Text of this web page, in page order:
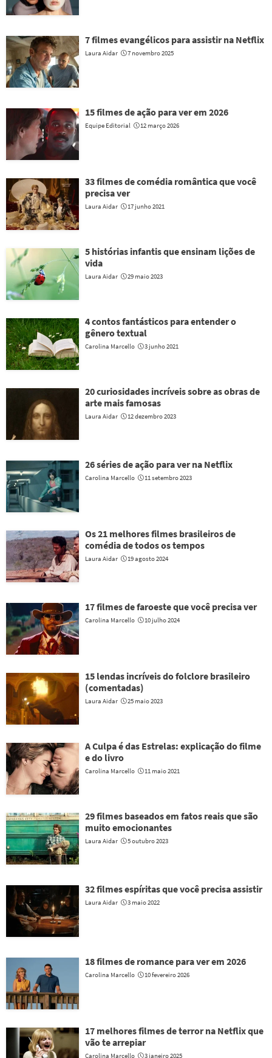
7 filmes evangélicos para assistir na Netflix
Laura Aidar 7 novembro 2025
15 filmes de ação para ver em 2026
Equipe Editorial 12 março 2026
33 filmes de comédia romântica que você
precisa ver
Laura Aidar 17 junho 2021
5 histórias infantis que ensinam lições de
vida
Laura Aidar 29 maio 2023
4 contos fantásticos para entender o
gênero textual
Carolina Marcello 3 junho 2021
20 curiosidades incríveis sobre as obras de
arte mais famosas
Laura Aidar 12 dezembro 2023
26 séries de ação para ver na Netflix
Carolina Marcello 11 setembro 2023
Os 21 melhores filmes brasileiros de
comédia de todos os tempos
Laura Aidar 19 agosto 2024
17 filmes de faroeste que você precisa ver
Carolina Marcello 10 julho 2024
15 lendas incríveis do folclore brasileiro
(comentadas)
Laura Aidar 25 maio 2023
A Culpa é das Estrelas: explicação do filme
e do livro
Carolina Marcello 11 maio 2021
29 filmes baseados em fatos reais que são
muito emocionantes
Laura Aidar 5 outubro 2023
32 filmes espíritas que você precisa assistir
Laura Aidar 3 maio 2022
18 filmes de romance para ver em 2026
Carolina Marcello 10 fevereiro 2026
17 melhores filmes de terror na Netflix que
vão te arrepiar
Carolina Marcello 3 janeiro 2025